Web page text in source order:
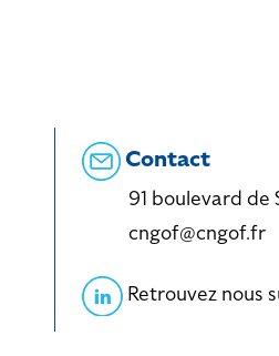
Contact
91 boulevard de
cngof@cngof.fr
Retrouvez nous